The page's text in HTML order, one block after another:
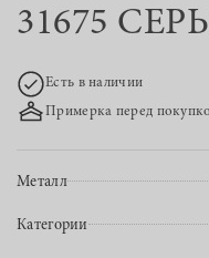
31675
Есть в наличии
Примерка перед
Металл
Категории